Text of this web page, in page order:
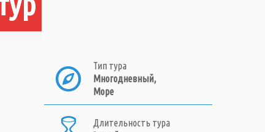
Тип тура
Многодневный,
Море
Длительность тура